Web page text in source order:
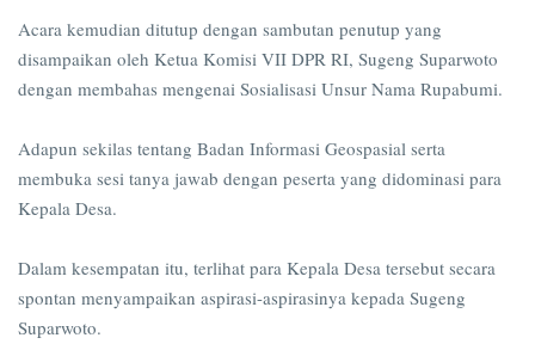
Acara kemudian ditutup dengan sambutan penutup yang
disampaikan oleh Ketua Komisi VII DPR RI, Sugeng Suparwoto
dengan membahas mengenai Sosialisasi Unsur Nama Rupabumi.
Adapun sekilas tentang Badan Informasi Geospasial serta
membuka sesi tanya jawab dengan peserta yang didominasi para
Kepala Desa.
Dalam kesempatan itu, terlihat para Kepala Desa tersebut secara
spontan menyampaikan aspirasi-aspirasinya kepada Sugeng
Suparwoto.